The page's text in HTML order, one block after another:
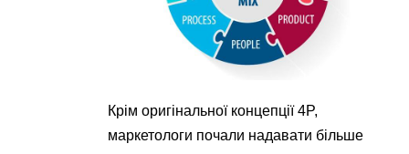
Крім оригінальної концепції 4P,
маркетологи почали надавати більше